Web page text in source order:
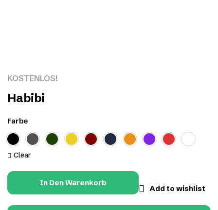
KOSTENLOS!
Habibi
Farbe
Clear
In Den Warenkorb
Add to wishlist